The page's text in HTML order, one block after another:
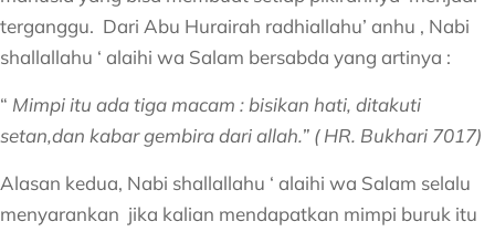
terganggu. Dari Abu Hurairah radhiallahu’ anhu , Nabi
shallallahu ‘ alaihi wa Salam bersabda yang artinya :
“ Mimpi itu ada tiga macam : bisikan hati, ditakuti
setan,dan kabar gembira dari allah.” ( HR. Bukhari 7017)
Alasan kedua, Nabi shallallahu ‘ alaihi wa Salam selalu
menyarankan jika kalian mendapatkan mimpi buruk itu